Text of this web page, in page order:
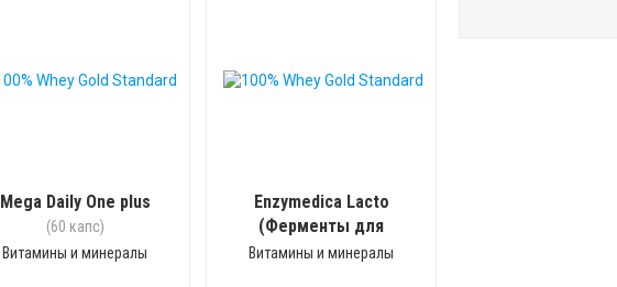
Mega Daily One plus
(60 капс)
Витамины и минералы
Enzymedica Lacto
(Ферменты для
переваривания
Витамины и минералы